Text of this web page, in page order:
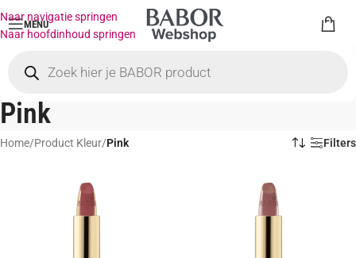
Naar navigatie springen
Naar hoofdinhoud springen
MENU
Pink
Home/Product Kleur/Pink Filters